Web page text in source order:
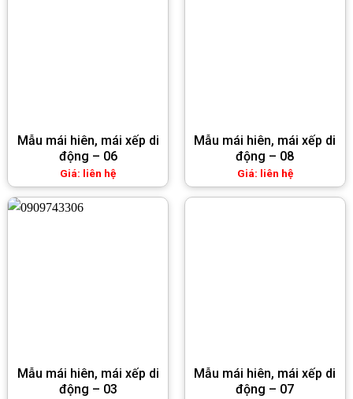
Mẫu mái hiên, mái xếp di
động – 06
Giá: liên hệ
Mẫu mái hiên, mái xếp di
động – 08
Giá: liên hệ
Mẫu mái hiên, mái xếp di
động – 03
Mẫu mái hiên, mái xếp di
động – 07